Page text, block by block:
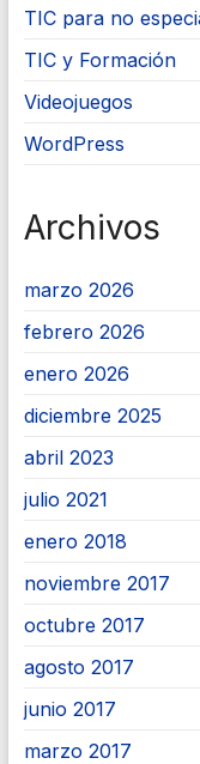
TIC para no
TIC y Formación
Videojuegos
WordPress
Archivos
marzo 2026
febrero 2026
enero 2026
diciembre 2025
abril 2023
julio 2021
enero 2018
noviembre 2017
octubre 2017
agosto 2017
junio 2017
marzo 2017